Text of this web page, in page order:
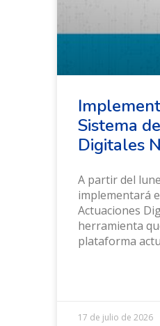
Sistema
Digitales
A partir del
implementará
Actuaciones
herramienta
plataforma
17 de julio de 2026